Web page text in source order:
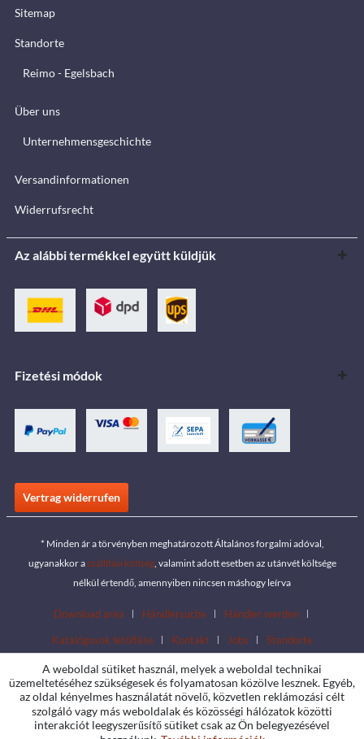
Sitemap
Standorte
Reimo - Egelsbach
Über uns
Unternehmensgeschichte
Versandinformationen
Widerrufsrecht
Az alábbi termékkel együtt küldjük
Fizetési módok
Vertrag widerrufen
* Minden ár a törvényben meghatározott Általános forgalmi adóval,
ugyanakkor aszállítási költség, valamint adott esetben az utánvét költsége
nélkül értendő, amennyiben nincsen máshogy leírva
Download area Händlersuche
Händler werden
Katalógusok letöltése
Kontakt Jobs Standorte
A weboldal sütiket használ, melyek a weboldal technikai
üzemeltetéséhez szükségesek és folyamatosan közölve lesznek. Egyéb,
az oldal kényelmes használatát növelő, közvetlen reklámozási célt
szolgáló vagy más weboldalak és közösségi hálózatok közötti
interakciót leegyszerűsítő sütiket csak az Ön belegyezésével